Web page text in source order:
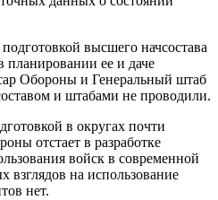
высшего начсостава
ее и даче
Обороны и Генеральный штаб
и штабами не проводили.
в округах почти
отстает в разработке
войск в современной
взглядов на использование
нет.